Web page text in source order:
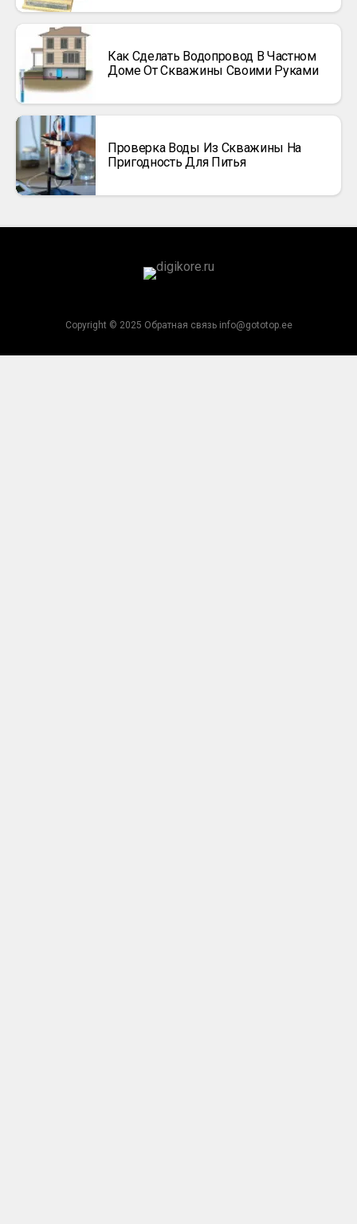
Как Сделать Водопровод В Частном
Доме От Скважины Своими Руками
Проверка Воды Из Скважины На
Пригодность Для Питья
Copyright © 2025 Обратная связь info@gototop.ee